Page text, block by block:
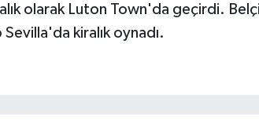
olarak Luton Town'da geçirdi.
kiralık oynadı.